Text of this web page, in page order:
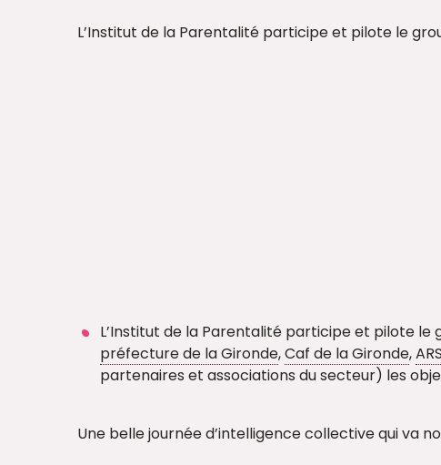
L’Institut de la Parentalité participe et pilote le
L’Institut de la Parentalité participe et pilote
préfecture de la Gironde,Caf de la Gironde,
partenaires et associations du secteur) les
Une belle journée d’intelligence collective qui va